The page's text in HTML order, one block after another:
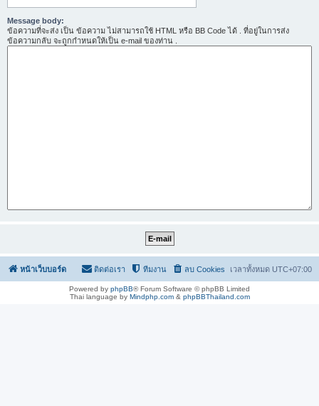
Message body:
ข้อความที่จะส่ง เป็น ข้อความ ไม่สามารถใช้ HTML หรือ BB Code ได้ . ที่อยู่ในการส่ง
ข้อความกลับ จะถูกกำหนดให้เป็น e-mail ของท่าน .
หน้าเว็บบอร์ด เวลาทั้งหมด UTC+07:00
ลบ Cookies
ทีมงาน
ติดต่อเรา
Powered by phpBB® Forum Software © phpBB Limited
Thai language by Mindphp.com& phpBBThailand.com